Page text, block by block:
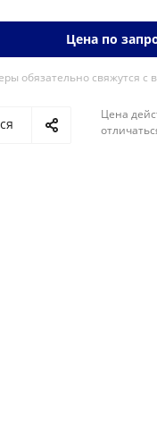
Цена по
обязательно свяжутся с
Цена